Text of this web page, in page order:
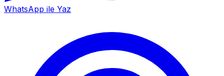
WhatsApp ile Yaz